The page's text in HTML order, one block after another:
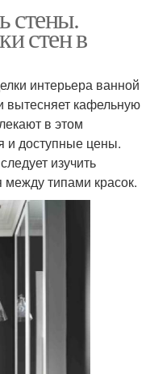
стены.
стен в
интерьера ванной
вытесняет кафельную
в этом
и доступные цены.
изучить
между типами красок.